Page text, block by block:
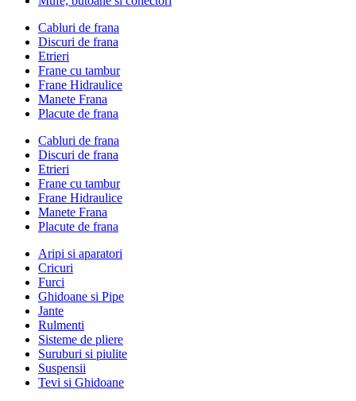
Cabluri de frana
Discuri de frana
Etrieri
Frane cu tambur
Frane Hidraulice
Manete Frana
Placute de frana
Cabluri de frana
Discuri de frana
Etrieri
Frane cu tambur
Frane Hidraulice
Manete Frana
Placute de frana
Aripi si aparatori
Cricuri
Furci
Ghidoane si Pipe
Jante
Rulmenti
Sisteme de pliere
Suruburi si piulite
Suspensii
Tevi si Ghidoane